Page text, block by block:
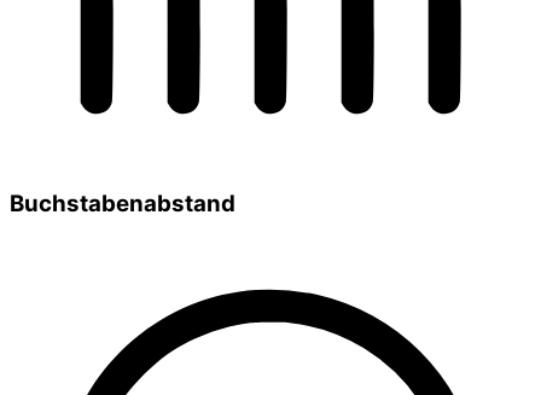
Buchstabenabstand